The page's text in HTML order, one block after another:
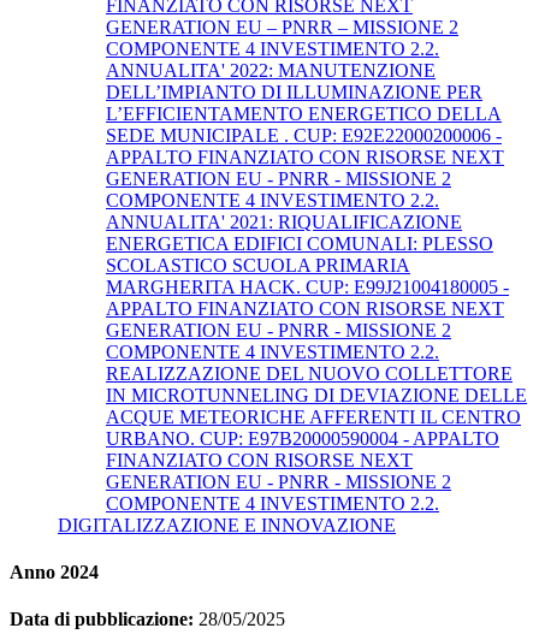
FINANZIATO CON RISORSE NEXT
GENERATION EU – PNRR – MISSIONE 2
COMPONENTE 4 INVESTIMENTO 2.2.
ANNUALITA' 2022: MANUTENZIONE
DELL’IMPIANTO DI ILLUMINAZIONE PER
L’EFFICIENTAMENTO ENERGETICO DELLA
SEDE MUNICIPALE . CUP: E92E22000200006 -
APPALTO FINANZIATO CON RISORSE NEXT
GENERATION EU - PNRR - MISSIONE 2
COMPONENTE 4 INVESTIMENTO 2.2.
ANNUALITA' 2021: RIQUALIFICAZIONE
ENERGETICA EDIFICI COMUNALI: PLESSO
SCOLASTICO SCUOLA PRIMARIA
MARGHERITA HACK. CUP: E99J21004180005 -
APPALTO FINANZIATO CON RISORSE NEXT
GENERATION EU - PNRR - MISSIONE 2
COMPONENTE 4 INVESTIMENTO 2.2.
REALIZZAZIONE DEL NUOVO COLLETTORE
IN MICROTUNNELING DI DEVIAZIONE DELLE
ACQUE METEORICHE AFFERENTI IL CENTRO
URBANO. CUP: E97B20000590004 - APPALTO
FINANZIATO CON RISORSE NEXT
GENERATION EU - PNRR - MISSIONE 2
COMPONENTE 4 INVESTIMENTO 2.2.
DIGITALIZZAZIONE E INNOVAZIONE
Anno 2024
Data di pubblicazione: 28/05/2025